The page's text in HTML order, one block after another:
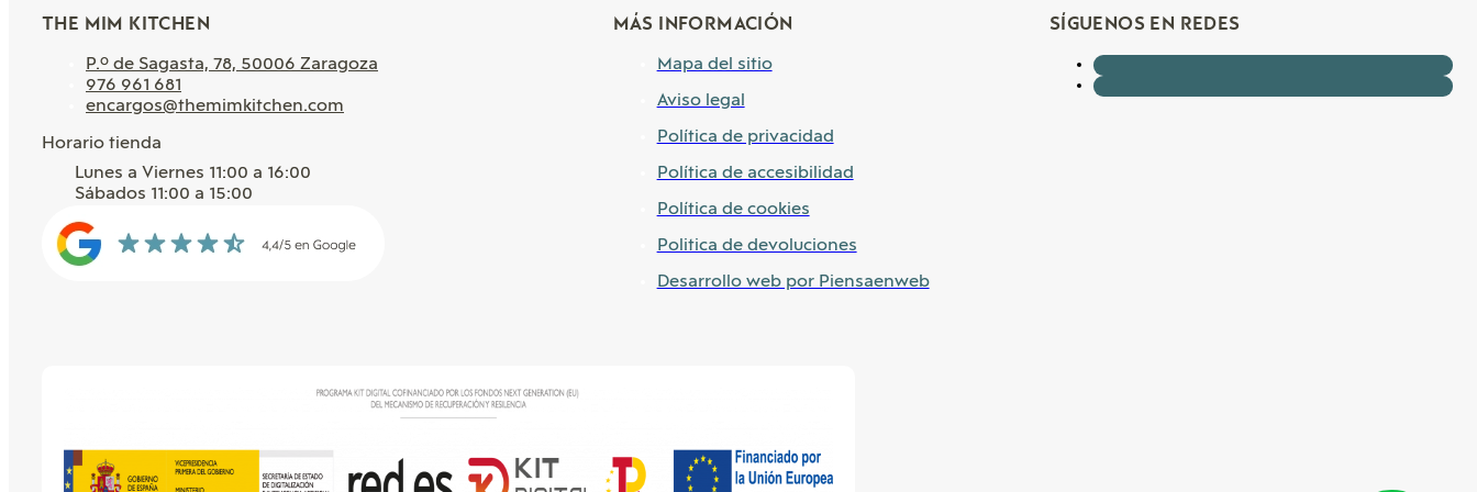
THE MIM KITCHEN
P.º de Sagasta, 78, 50006 Zaragoza
976 961 681
encargos@themimkitchen.com
Horario tienda
Lunes a Viernes 11:00 a 16:00
Sábados 11:00 a 15:00
MÁS INFORMACIÓN
Mapa del sitio
Aviso legal
Política de privacidad
Política de accesibilidad
Política de cookies
Politica de devoluciones
Desarrollo web por Piensaenweb
SÍGUENOS EN REDES